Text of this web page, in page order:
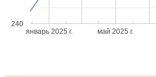
январь 2025 г. май 2025 г.
240